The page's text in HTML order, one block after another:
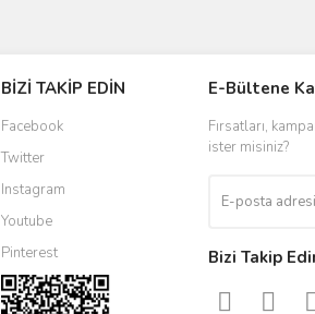
BİZİ TAKİP EDİN
Facebook
Twitter
Instagram
Youtube
Pinterest
E-Bültene
Fırsatları,
ister misiniz?
Bizi Takip